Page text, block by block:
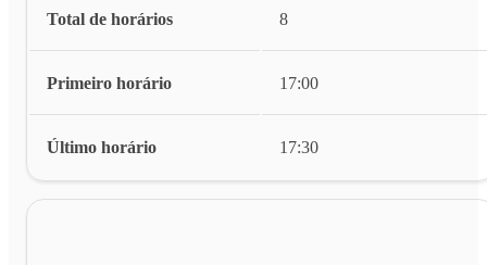
Total de horários 8
Primeiro horário 17:00
Último horário 17:30